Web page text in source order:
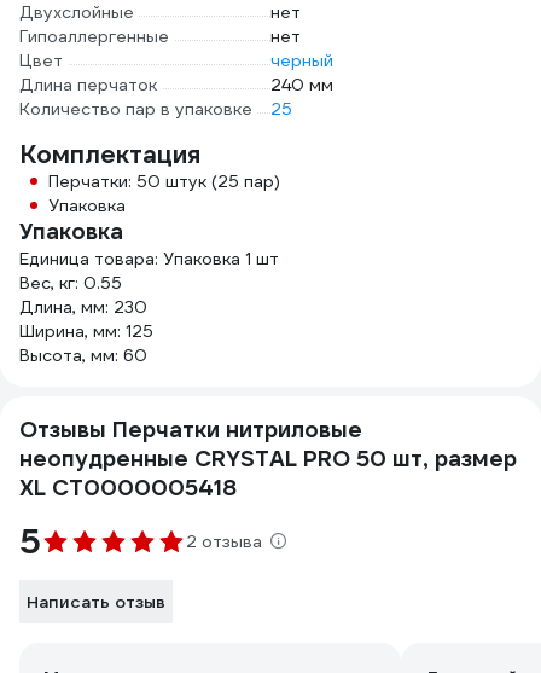
Двухслойные
нет
Гипоаллергенные
нет
Цвет
черный
Длина перчаток
240 мм
Количество пар в упаковке
25
Комплектация
Перчатки: 50 штук (25 пар)
Упаковка
Упаковка
Единица товара: Упаковка 1 шт
Вес, кг: 0.55
Длина, мм: 230
Ширина, мм: 125
Высота, мм: 60
Отзывы Перчатки нитриловые
неопудренные CRYSTAL PRO 50 шт, размер
XL CT0000005418
5 2 отзыва
Написать отзыв